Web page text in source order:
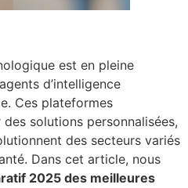
est en pleine
d’intelligence
Ces plateformes
solutions personnalisées,
des secteurs variés
Dans cet article, nous
2025 des meilleures